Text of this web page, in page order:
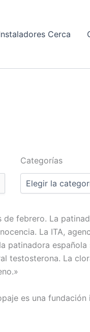
Cerca
Categorías
Categorías
de febrero. La
La ITA,
patinadora española
testosterona. La
es una fundación